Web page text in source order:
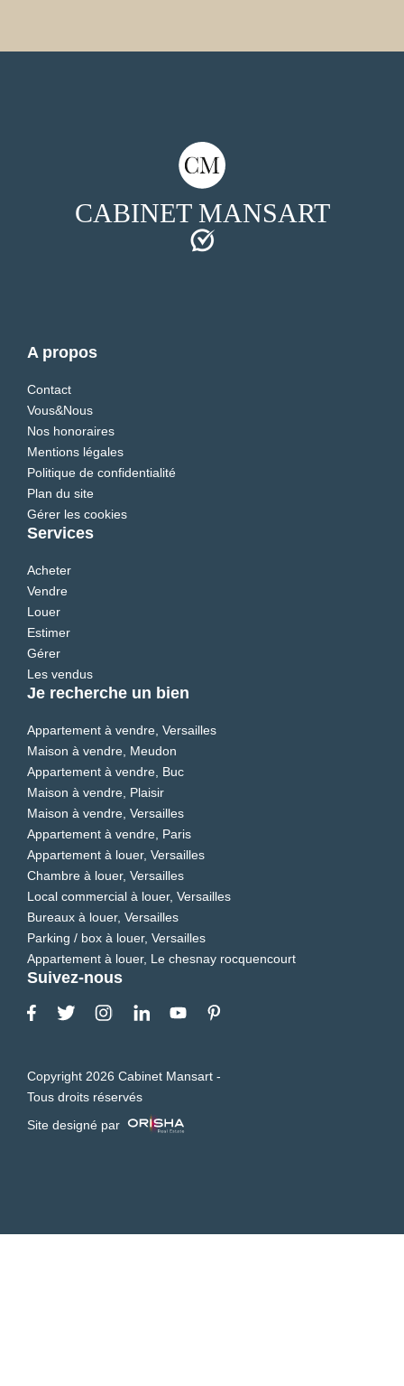
CABINET MANSART
A propos
Contact
Vous&Nous
Nos honoraires
Mentions légales
Politique de confidentialité
Plan du site
Gérer les cookies
Services
Acheter
Vendre
Louer
Estimer
Gérer
Les vendus
Je recherche un bien
Appartement à vendre, Versailles
Maison à vendre, Meudon
Appartement à vendre, Buc
Maison à vendre, Plaisir
Maison à vendre, Versailles
Appartement à vendre, Paris
Appartement à louer, Versailles
Chambre à louer, Versailles
Local commercial à louer, Versailles
Bureaux à louer, Versailles
Parking / box à louer, Versailles
Appartement à louer, Le chesnay rocquencourt
Suivez-nous
Copyright 2026 Cabinet Mansart -
Tous droits réservés
Site designé par